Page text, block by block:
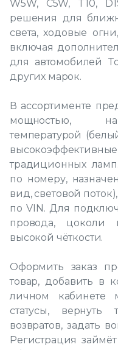
W5W, C5W, T10,
решения для
света, ходовые
включая
для автомобилей
других марок.
В ассортименте
мощностью,
температурой
традиционных
по номеру,
вид, световой
по VIN. Для
провода,
высокой чёткости.
Оформить заказ
товар, добавить в
личном кабинете
статусы, вернуть
возвратов, задать
Регистрация